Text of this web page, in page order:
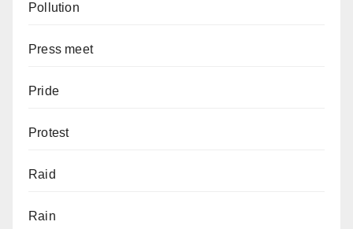
Pollution
Press meet
Pride
Protest
Raid
Rain